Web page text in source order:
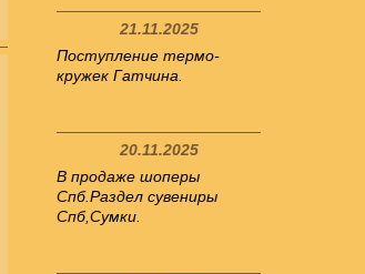
21.11.2025
Поступление термо-
кружек Гатчина.
20.11.2025
В продаже шоперы
Спб.Раздел сувениры
Спб,Сумки.